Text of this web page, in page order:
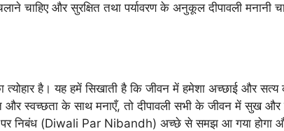
चाहिए और सुरक्षित तथा पर्यावरण के अनुकूल दीपावली मनानी
त्योहार है। यह हमें सिखाती है कि जीवन में हमेशा अच्छाई और सत्य
और स्वच्छता के साथ मनाएँ, तो दीपावली सभी के जीवन में सुख और
पर निबंध (Diwali Par Nibandh) अच्छे से समझ आ गया होगा